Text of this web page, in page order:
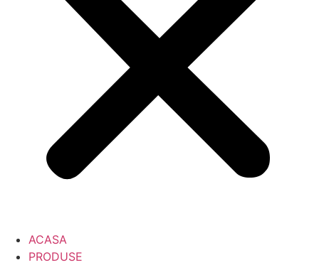
ACASA
PRODUSE